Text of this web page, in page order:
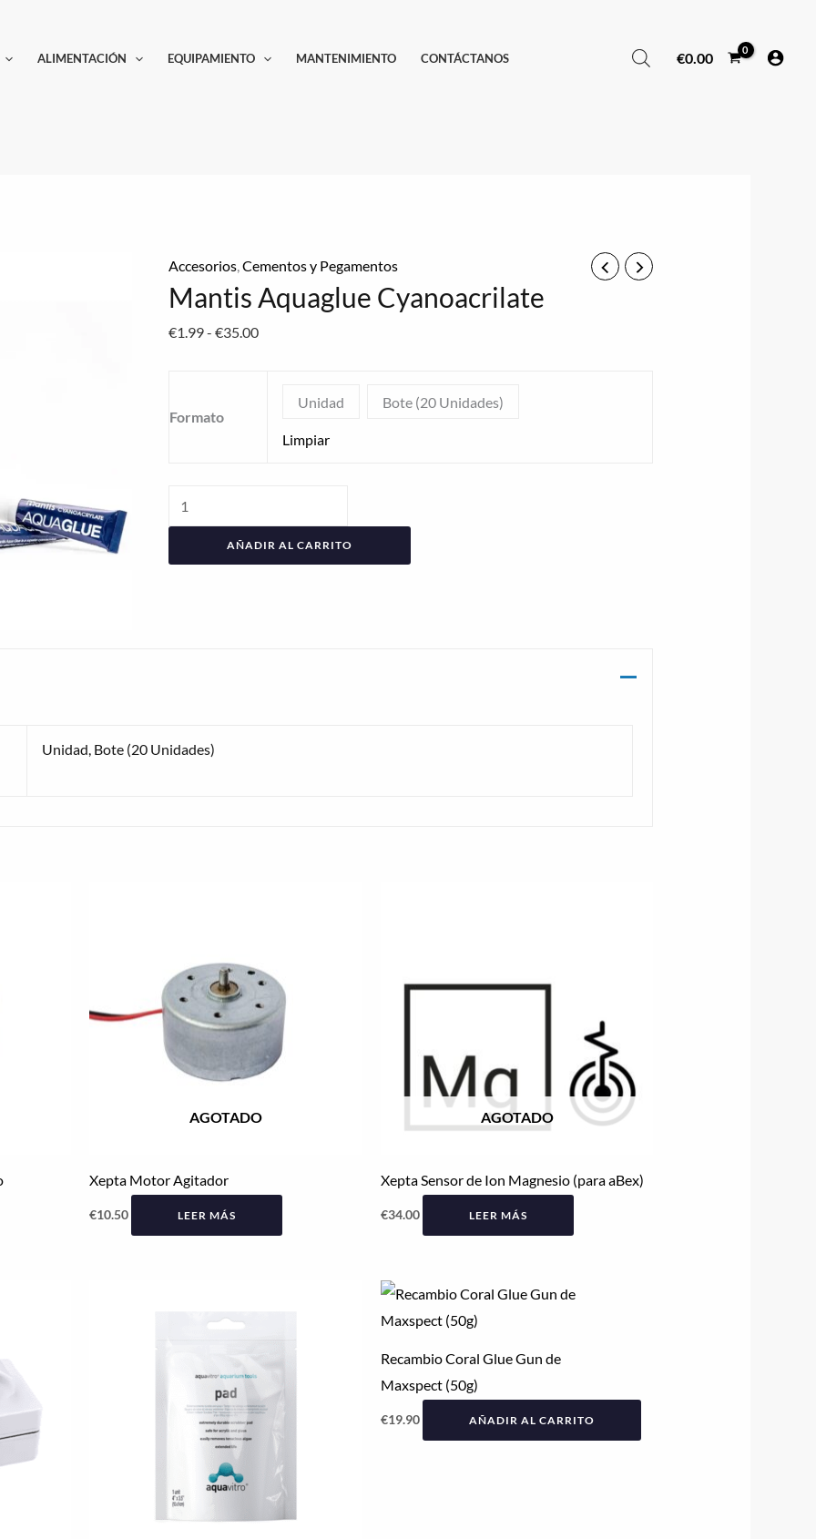
ALIMENTACIÓN EQUIPAMIENTO MANTENIMIENTO CONTÁCTANOS €0.00
Accesorios,Cementos y Pegamentos
Mantis Aquaglue Cyanoacrilate
€1.99- €35.00
Formato
Unidad Bote (20 Unidades)
Limpiar
Aquaglue
AÑADIR AL CARRITO
Unidad, Bote (20 Unidades)
AGOTADO
Xepta Motor Agitador
€10.50 LEER MÁS
AGOTADO
Xepta Sensor de Ion Magnesio (para aBex)
€34.00 LEER MÁS
Recambio Coral Glue Gun de
Maxspect (50g)
€19.90 AÑADIR AL CARRITO